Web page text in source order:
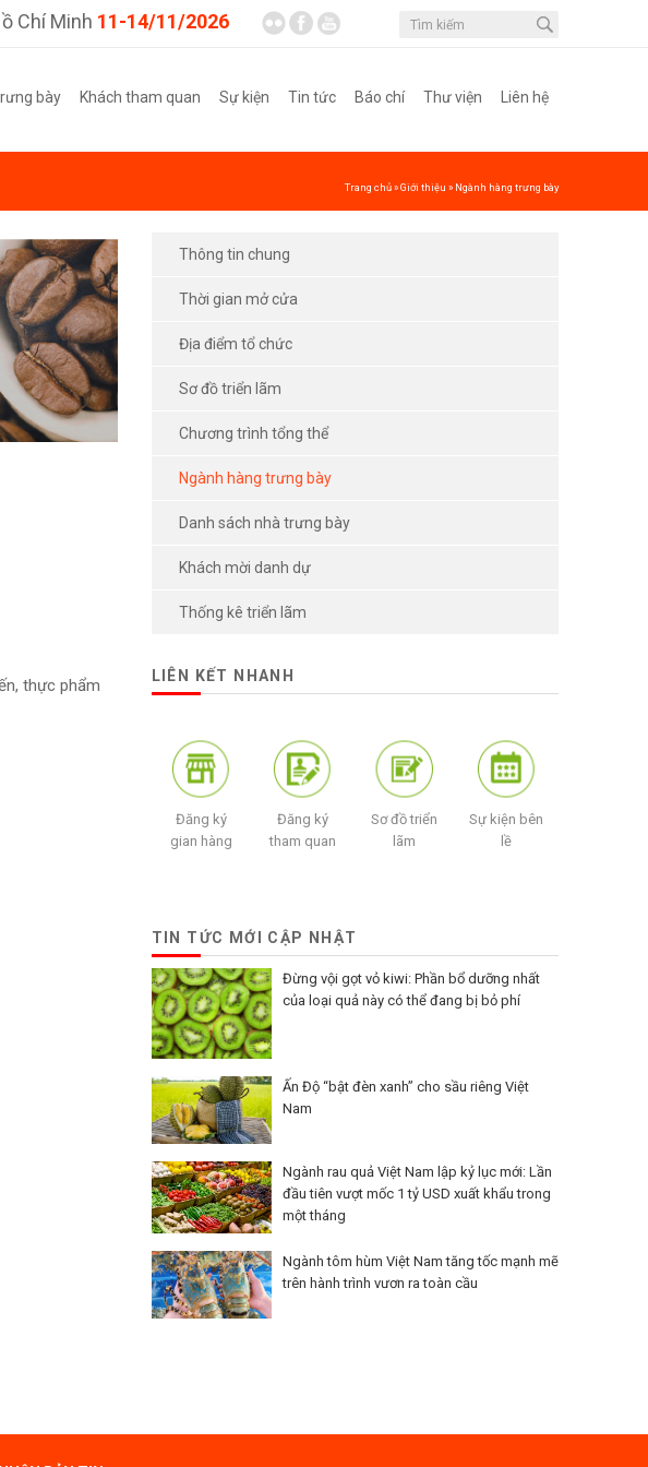
Chí Minh 11-14/11/2026
bày Khách tham quan Sự kiện Tin tức Báo chí Thư viện Liên hệ
Trang chủ»Giới thiệu » Ngành hàng trưng bày
thực phẩm
Thông tin chung
Thời gian mở cửa
Địa điểm tổ chức
Sơ đồ triển lãm
Chương trình tổng thể
Ngành hàng trưng bày
Danh sách nhà trưng bày
Khách mời danh dự
Thống kê triển lãm
LIÊN KẾT NHANH
Đăng ký
gian hàng
Đăng ký
tham quan
Sơ đồ triển
lãm
Sự kiện bên
lề
TIN TỨC MỚI CẬP NHẬT
Đừng vội gọt vỏ kiwi: Phần bổ dưỡng nhất
của loại quả này có thể đang bị bỏ phí
Ấn Độ “bật đèn xanh” cho sầu riêng Việt
Nam
Ngành rau quả Việt Nam lập kỷ lục mới: Lần
đầu tiên vượt mốc 1 tỷ USD xuất khẩu trong
một tháng
Ngành tôm hùm Việt Nam tăng tốc mạnh mẽ
trên hành trình vươn ra toàn cầu